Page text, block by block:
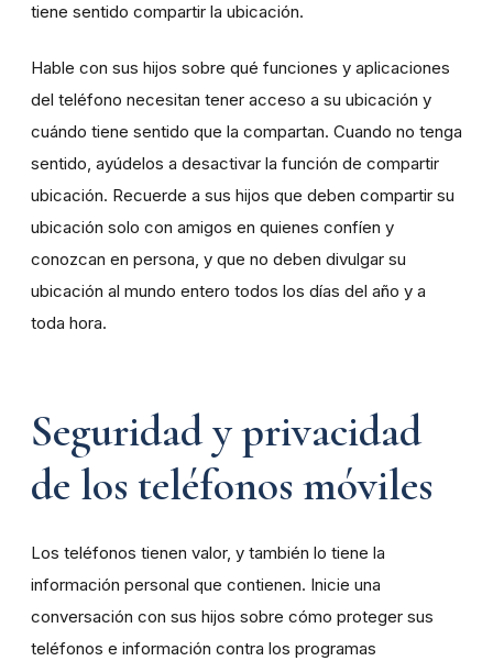
tiene sentido compartir la ubicación.
Hable con sus hijos sobre qué funciones y aplicaciones
del teléfono necesitan tener acceso a su ubicación y
cuándo tiene sentido que la compartan. Cuando no tenga
sentido, ayúdelos a desactivar la función de compartir
ubicación. Recuerde a sus hijos que deben compartir su
ubicación solo con amigos en quienes confíen y
conozcan en persona, y que no deben divulgar su
ubicación al mundo entero todos los días del año y a
toda hora.
Seguridad y privacidad
de los teléfonos móviles
Los teléfonos tienen valor, y también lo tiene la
información personal que contienen. Inicie una
conversación con sus hijos sobre cómo proteger sus
teléfonos e información contra los programas